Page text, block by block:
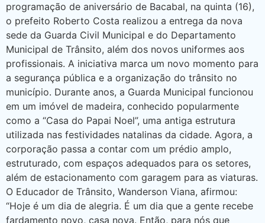
programação de aniversário de Bacabal, na quinta (16),
o prefeito Roberto Costa realizou a entrega da nova
sede da Guarda Civil Municipal e do Departamento
Municipal de Trânsito, além dos novos uniformes aos
profissionais. A iniciativa marca um novo momento para
a segurança pública e a organização do trânsito no
município. Durante anos, a Guarda Municipal funcionou
em um imóvel de madeira, conhecido popularmente
como a “Casa do Papai Noel”, uma antiga estrutura
utilizada nas festividades natalinas da cidade. Agora, a
corporação passa a contar com um prédio amplo,
estruturado, com espaços adequados para os setores,
além de estacionamento com garagem para as viaturas.
O Educador de Trânsito, Wanderson Viana, afirmou:
“Hoje é um dia de alegria. É um dia que a gente recebe
fardamento novo, casa nova. Então, para nós que